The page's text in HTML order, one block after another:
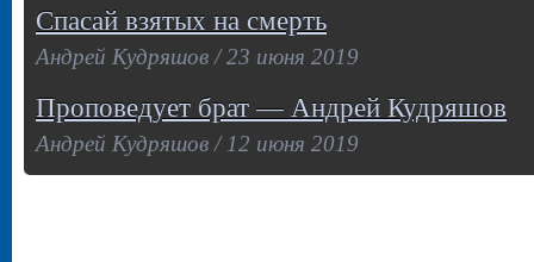
Спасай взятых на смерть
Андрей Кудряшов / 23 июня 2019
Проповедует брат — Андрей Кудряшов
Андрей Кудряшов / 12 июня 2019